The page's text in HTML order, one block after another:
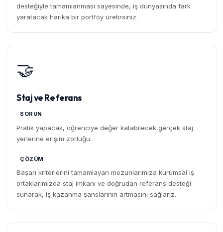
desteğiyle tamamlanması sayesinde, iş dünyasında fark
yaratacak harika bir portföy üretirsiniz.
🤝
Staj ve Referans
SORUN
Pratik yapacak, öğrenciye değer katabilecek gerçek staj
yerlerine erişim zorluğu.
ÇÖZÜM
Başarı kriterlerini tamamlayan mezunlarımıza kurumsal iş
ortaklarımızda staj imkanı ve doğrudan referans desteği
sunarak, iş kazanma şanslarının artmasını sağlarız.